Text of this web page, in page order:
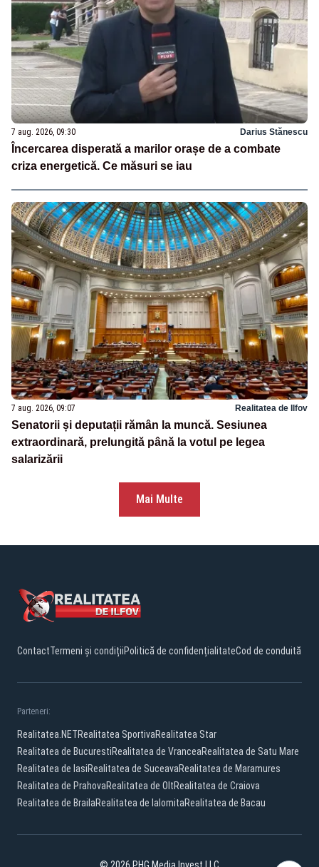
7 aug. 2026, 09:30 Darius Stănescu
Încercarea disperată a marilor orașe de a combate
criza energetică. Ce măsuri se iau
7 aug. 2026, 09:07 Realitatea de Ilfov
Senatorii și deputații rămân la muncă. Sesiunea
extraordinară, prelungită până la votul pe legea
salarizării
Mai Multe
ContactTermeni și condițiiPolitică de confidențialitateCod de conduită
Parteneri:
Realitatea.NETRealitatea SportivaRealitatea Star
Realitatea de BucurestiRealitatea de VranceaRealitatea de Satu Mare
Realitatea de IasiRealitatea de SuceavaRealitatea de Maramures
Realitatea de PrahovaRealitatea de OltRealitatea de Craiova
Realitatea de BrailaRealitatea de IalomitaRealitatea de Bacau